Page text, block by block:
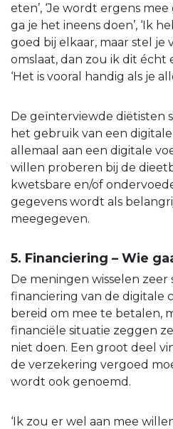
eten’, ‘Je wordt ergens
ga je het ineens doen’, ‘Ik
goed bij elkaar, maar stel je
omslaat, dan zou ik dit écht
‘Het is vooral handig als je
De geïnterviewde diëtisten
het gebruik van een digitale
allemaal aan een digitale
willen proberen bij de
kwetsbare en/of
gegevens wordt als
meegegeven.
5. Financiering – Wie
De meningen wisselen zeer
financiering van de digitale
bereid om mee te betalen,
financiële situatie zeggen
niet doen. Een groot deel
de verzekering vergoed
wordt ook genoemd.
‘Ik zou er wel aan mee